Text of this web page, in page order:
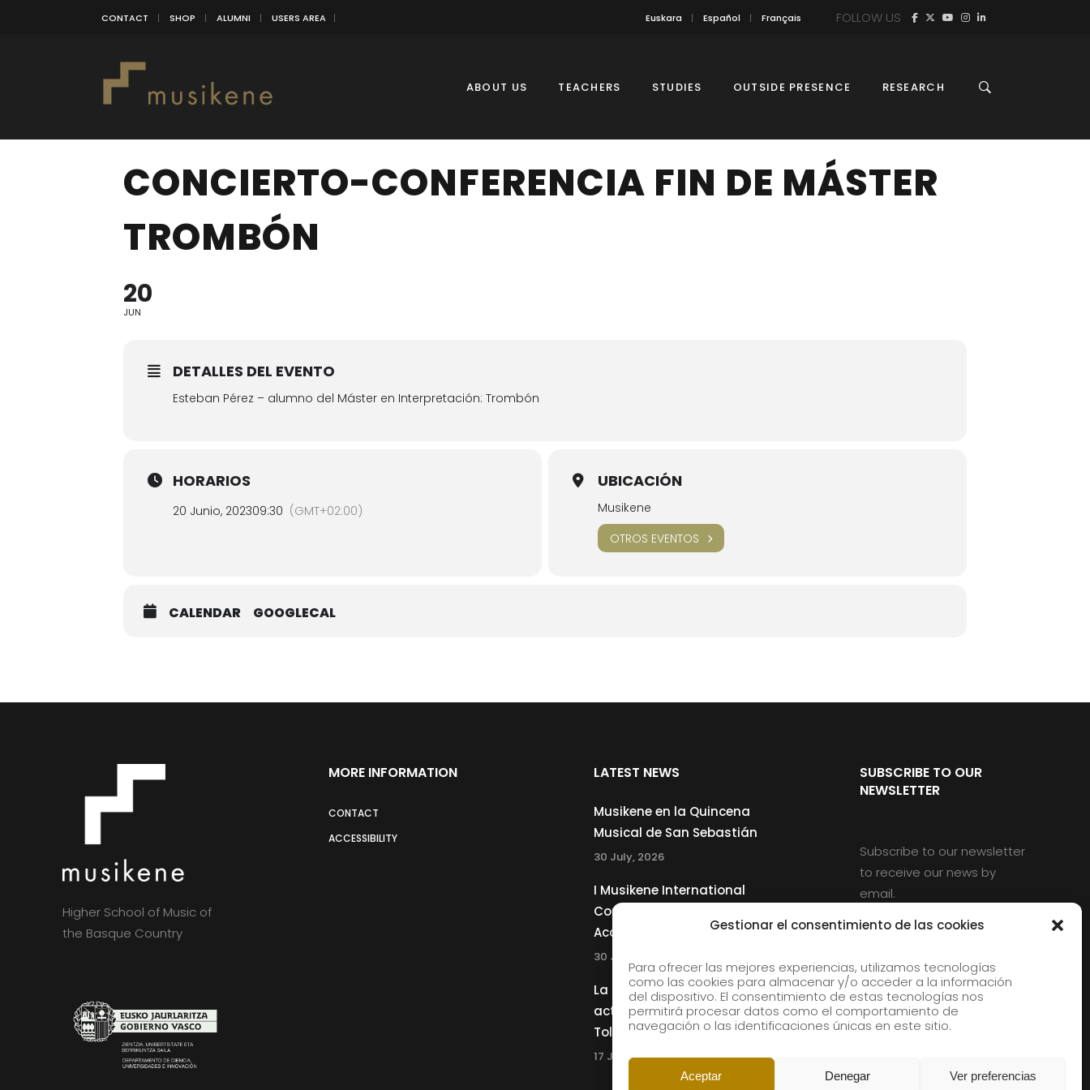
Gestionar el consentimiento de las cookies
Para ofrecer las mejores experiencias, utilizamos tecnologías
como las cookies para almacenar y/o acceder a la información
del dispositivo. El consentimiento de estas tecnologías nos
permitirá procesar datos como el comportamiento de
navegación o las identificaciones únicas en este sitio.
Aceptar Denegar Ver preferencias
CONTACT SHOP ALUMNI USERS AREA Euskara Español Français FOLLOW US
ABOUT US TEACHERS STUDIES OUTSIDE PRESENCE RESEARCH
CONCIERTO-CONFERENCIA FIN DE MÁSTER
TROMBÓN
20
JUN
DETALLES DEL EVENTO
Esteban Pérez – alumno del Máster en Interpretación: Trombón
HORARIOS
20 Junio, 202309:30 (GMT+02:00)
UBICACIÓN
Musikene
OTROS EVENTOS
CALENDAR GOOGLECAL
Higher School of Music of
the Basque Country
MORE INFORMATION
CONTACT
ACCESSIBILITY
LATEST NEWS
Musikene en la Quincena
Musical de San Sebastián
30 July, 2026
I Musikene International
Competition for Young
Accordionists
30 July, 2026
La Musikene Big Band
actuará junto a Charles
Tolliver en el 61 Jazzaldia
17 July, 2026
SUBSCRIBE TO OUR
NEWSLETTER
Subscribe to our newsletter
to receive our news by
email.